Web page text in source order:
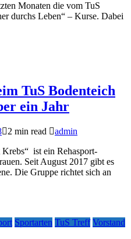
Monaten die vom TuS
durchs Leben“ – Kurse. Dabei
TuS Bodenteich
ein Jahr
2 min read
admin
ist ein Rehasport-
Seit August 2017 gibt es
Die Gruppe richtet sich an
Sportarten TuS Treff Vorstand